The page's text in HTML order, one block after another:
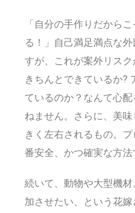
「自分の手作りだから
る！」自己満足満点な
すが、これが案外リス
きちんとできているか?
ているのか？なんて心
ねません。さらに、美
きく左右されるもの。
番安全、かつ確実な方法
続いて、動物や大型機
加させたい、という花